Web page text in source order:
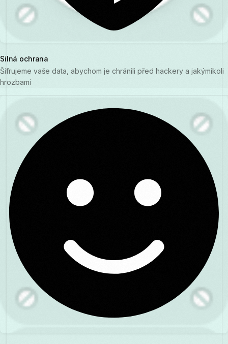
Silná ochrana
Šifrujeme vaše data, abychom je chránili před hackery a jakýmikoli
hrozbami